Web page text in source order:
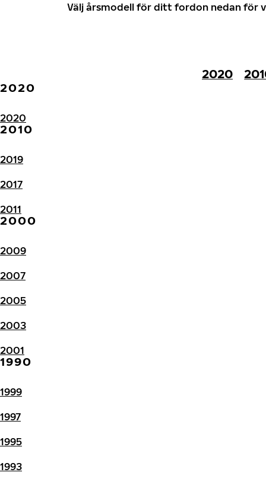
Välj årsmodell för ditt fordon nedan för
2020
2020
2020
2010
2019
2017
2011
2000
2009
2007
2005
2003
2001
1990
1999
1997
1995
1993